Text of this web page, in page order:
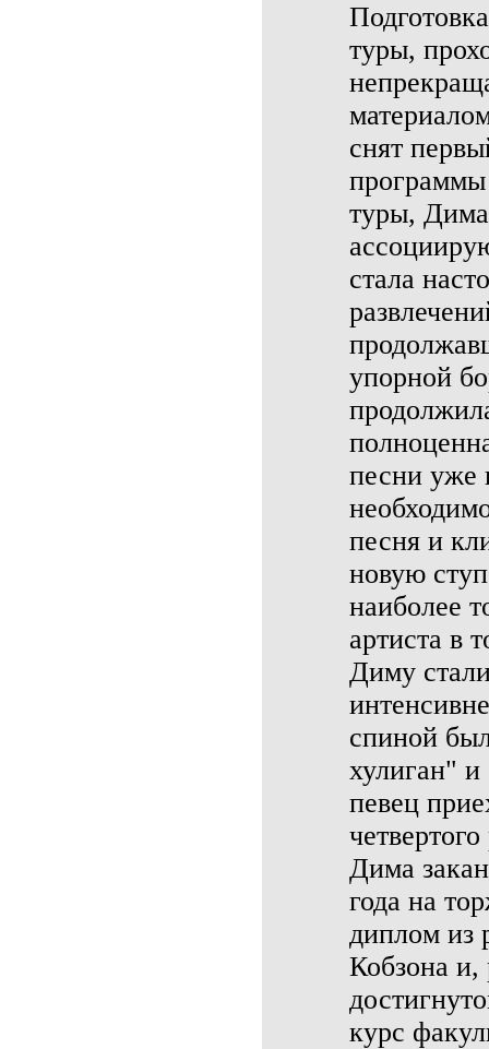
туры,
снят
туры,
стала
упорной
песни уже
песня и
новую
наиболее
артиста в
Диму
спиной
хулиган"
певец
Дима
года на
диплом из
Кобзона и,
курс